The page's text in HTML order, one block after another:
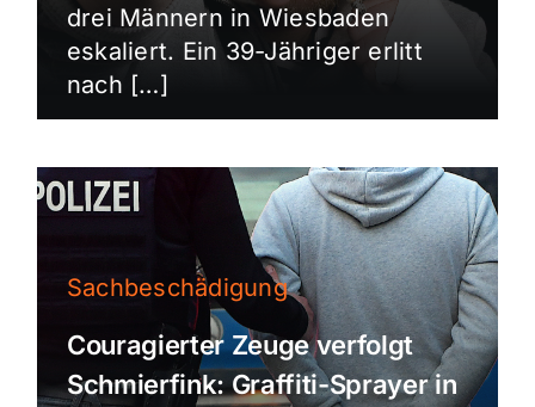
drei Männern in Wiesbaden
eskaliert. Ein 39-Jähriger erlitt
nach […]
Sachbeschädigung
Couragierter Zeuge verfolgt
Schmierfink: Graffiti-Sprayer in